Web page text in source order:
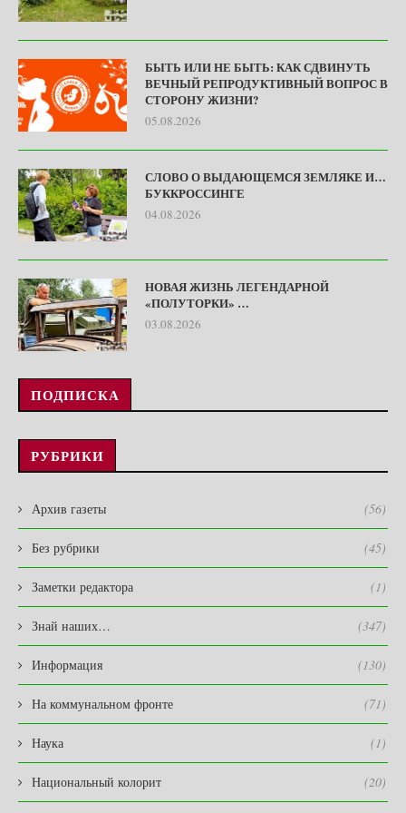
БЫТЬ ИЛИ НЕ БЫТЬ: КАК СДВИНУТЬ
ВЕЧНЫЙ РЕПРОДУКТИВНЫЙ ВОПРОС В
СТОРОНУ ЖИЗНИ?
05.08.2026
СЛОВО О ВЫДАЮЩЕМСЯ ЗЕМЛЯКЕ И…
БУККРОССИНГЕ
04.08.2026
НОВАЯ ЖИЗНЬ ЛЕГЕНДАРНОЙ
«ПОЛУТОРКИ» …
03.08.2026
ПОДПИСКА
РУБРИКИ
Архив газеты (56)
Без рубрики (45)
Заметки редактора (1)
Знай наших… (347)
Информация (130)
На коммунальном фронте (71)
Наука (1)
Национальный колорит (20)